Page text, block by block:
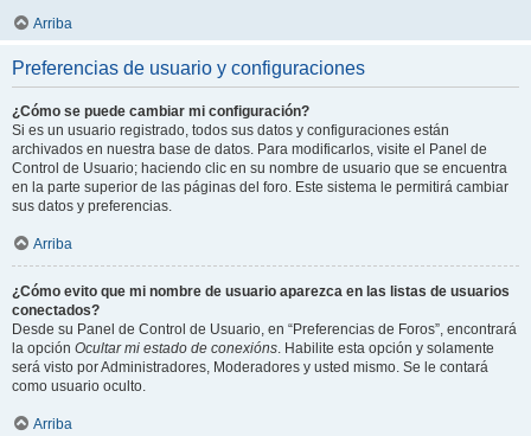
Arriba
Preferencias de usuario y configuraciones
¿Cómo se puede cambiar mi configuración?
Si es un usuario registrado, todos sus datos y configuraciones están
archivados en nuestra base de datos. Para modificarlos, visite el Panel de
Control de Usuario; haciendo clic en su nombre de usuario que se encuentra
en la parte superior de las páginas del foro. Este sistema le permitirá cambiar
sus datos y preferencias.
Arriba
¿Cómo evito que mi nombre de usuario aparezca en las listas de usuarios
conectados?
Desde su Panel de Control de Usuario, en “Preferencias de Foros”, encontrará
la opción Ocultar mi estado de conexións. Habilite esta opción y solamente
será visto por Administradores, Moderadores y usted mismo. Se le contará
como usuario oculto.
Arriba